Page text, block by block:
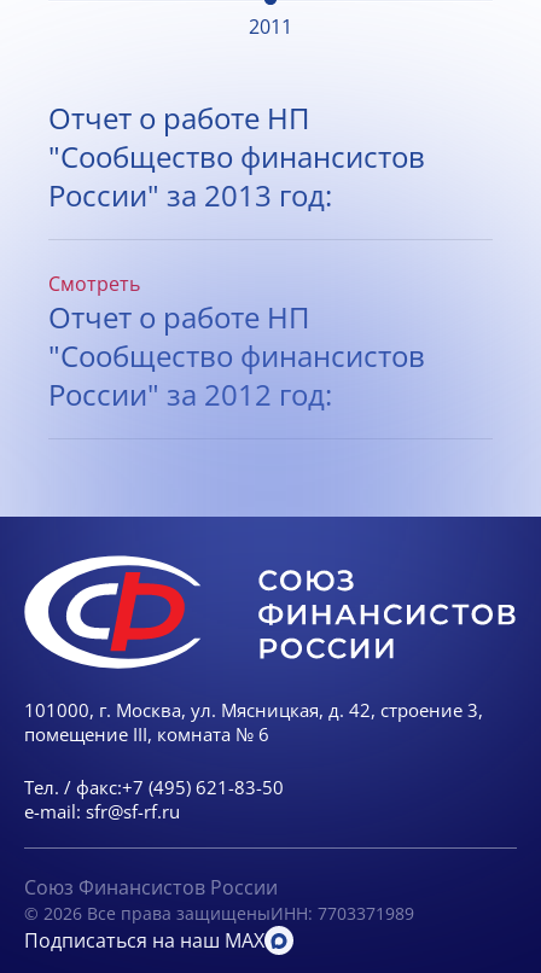
2011
Отчет о работе НП
"Сообщество финансистов
России" за 2013 год:
Смотреть
Отчет о работе НП
"Сообщество финансистов
России" за 2012 год:
101000, г. Москва, ул. Мясницкая, д. 42, строение 3,
помещение III, комната № 6
Тел. / факс:+7 (495) 621-83-50
e-mail: sfr@sf-rf.ru
Союз Финансистов России
© 2026 Все права защищеныИНН: 7703371989
Подписаться на наш MAX